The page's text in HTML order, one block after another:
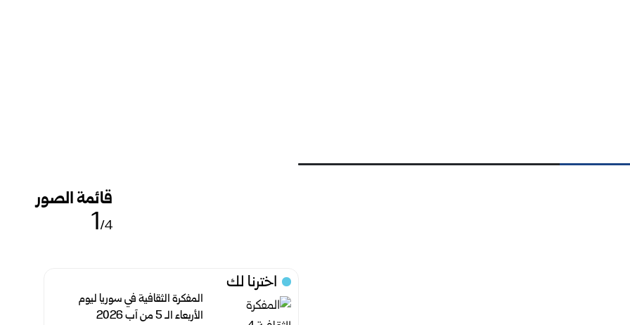
قائمة الصور
1/4
اخترنا لك
المفكرة الثقافية في سوريا ليوم
الأربعاء الـ 5 من آب 2026